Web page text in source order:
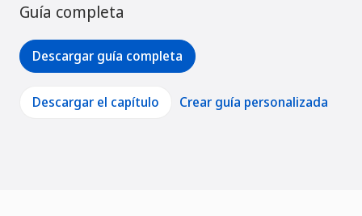
Guía completa
Descargar guía completa
Descargar el capítulo Crear guía personalizada